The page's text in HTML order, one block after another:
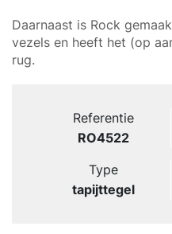
Daarnaast is Rock
vezels en heeft het (op
rug.
Referentie
RO4522
Type
tapijttegel